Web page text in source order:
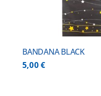
BANDANA BLACK
5,00€